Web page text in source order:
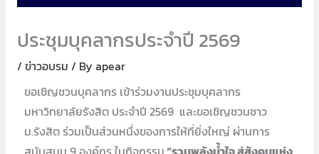
ประชุมบุคลากรประจำปี 2569
/ ข่าวอบรม / By apear
ขอเชิญชวนบุคลากร เข้าร่วมงานประชุมบุคลากร
มหาวิทยาลัยรังสิต ประจำปี 2569 และขอเชิญชวนชาว
ม.รังสิต ร่วมเป็นส่วนหนึ่งของการให้ที่ยิ่งใหญ่ ผ่านการ